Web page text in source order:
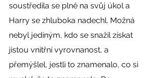
soustředila se plně na svůj úkol a
Harry se zhluboka nadechl. Možná
nebyl jediným, kdo se snažil získat
jistou vnitřní vyrovnanost, a
přemýšlel, jestli to znamenalo, co si